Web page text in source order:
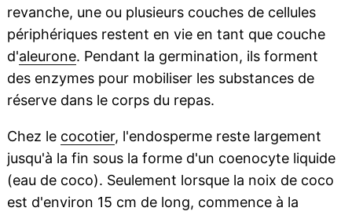
revanche, une ou plusieurs couches de cellules
périphériques restent en vie en tant que couche
d'aleurone. Pendant la germination, ils forment
des enzymes pour mobiliser les substances de
réserve dans le corps du repas.
Chez le cocotier, l'endosperme reste largement
jusqu'à la fin sous la forme d'un coenocyte liquide
(eau de coco). Seulement lorsque la noix de coco
est d'environ 15 cm de long, commence à la